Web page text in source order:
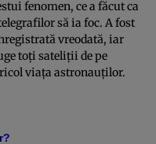
fenomen, ce a făcut ca
să ia foc. A fost
vreodată, iar
toţi sateliţii de pe
viaţa astronauţilor.